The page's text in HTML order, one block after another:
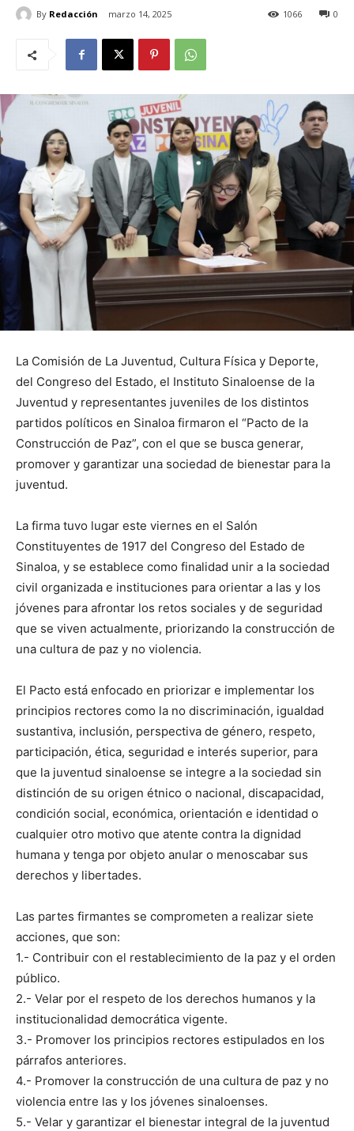
By Redacción marzo 14, 2025 0
1066
La Comisión de La Juventud, Cultura Física y Deporte,
del Congreso del Estado, el Instituto Sinaloense de la
Juventud y representantes juveniles de los distintos
partidos políticos en Sinaloa firmaron el “Pacto de la
Construcción de Paz”, con el que se busca generar,
promover y garantizar una sociedad de bienestar para la
juventud.
La firma tuvo lugar este viernes en el Salón
Constituyentes de 1917 del Congreso del Estado de
Sinaloa, y se establece como finalidad unir a la sociedad
civil organizada e instituciones para orientar a las y los
jóvenes para afrontar los retos sociales y de seguridad
que se viven actualmente, priorizando la construcción de
una cultura de paz y no violencia.
El Pacto está enfocado en priorizar e implementar los
principios rectores como la no discriminación, igualdad
sustantiva, inclusión, perspectiva de género, respeto,
participación, ética, seguridad e interés superior, para
que la juventud sinaloense se integre a la sociedad sin
distinción de su origen étnico o nacional, discapacidad,
condición social, económica, orientación e identidad o
cualquier otro motivo que atente contra la dignidad
humana y tenga por objeto anular o menoscabar sus
derechos y libertades.
Las partes firmantes se comprometen a realizar siete
acciones, que son:
1.- Contribuir con el restablecimiento de la paz y el orden
público.
2.- Velar por el respeto de los derechos humanos y la
institucionalidad democrática vigente.
3.- Promover los principios rectores estipulados en los
párrafos anteriores.
4.- Promover la construcción de una cultura de paz y no
violencia entre las y los jóvenes sinaloenses.
5.- Velar y garantizar el bienestar integral de la juventud